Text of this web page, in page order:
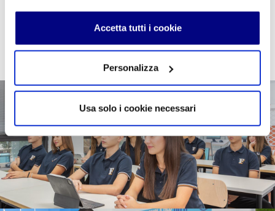
Accetta tutti i cookie
Personalizza
Usa solo i cookie necessari
AGGIUNGI AL CARRELLO